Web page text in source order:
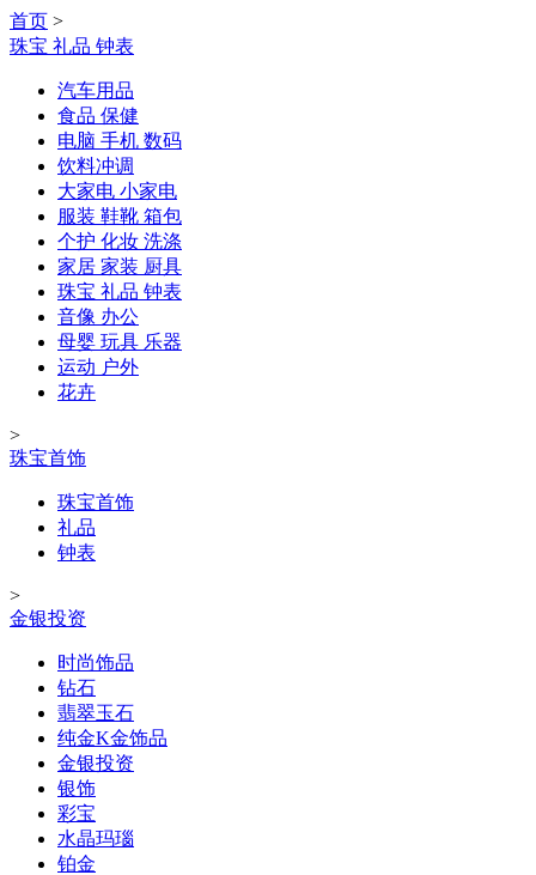
首页 >
珠宝 礼品 钟表
汽车用品
食品 保健
电脑 手机 数码
饮料冲调
大家电 小家电
服装 鞋靴 箱包
个护 化妆 洗涤
家居 家装 厨具
珠宝 礼品 钟表
音像 办公
母婴 玩具 乐器
运动 户外
花卉
>
珠宝首饰
珠宝首饰
礼品
钟表
>
金银投资
时尚饰品
钻石
翡翠玉石
纯金K金饰品
金银投资
银饰
彩宝
水晶玛瑙
铂金